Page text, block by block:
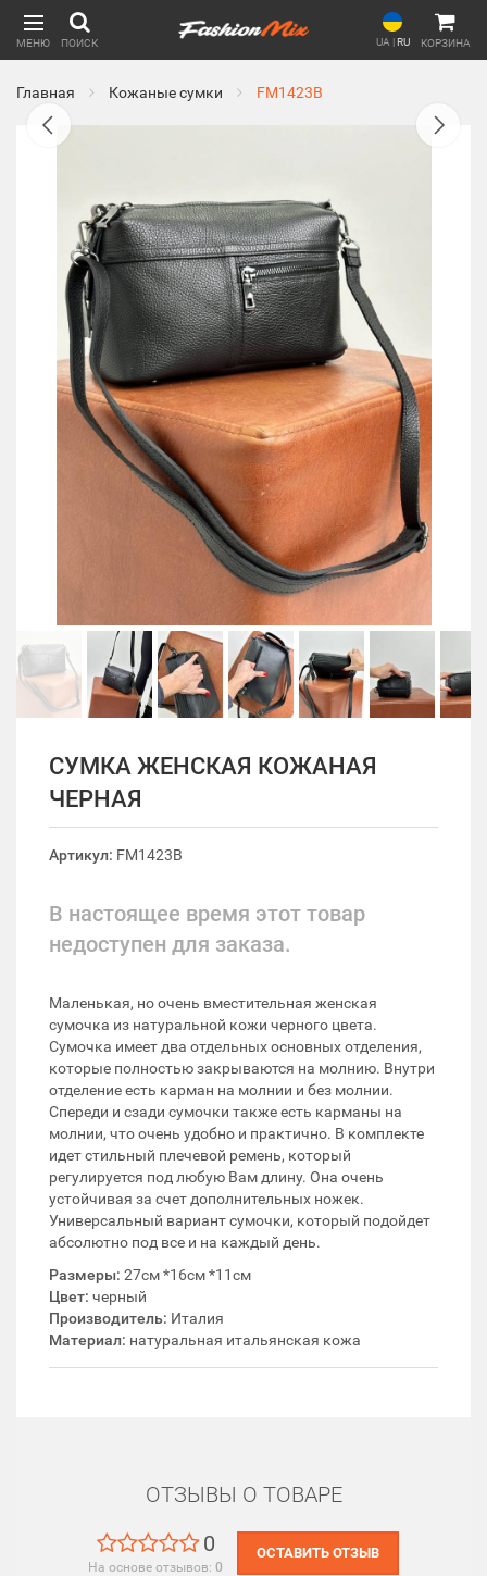
МЕНЮ ПОИСК UA |RU КОРЗИНА
Главная Кожаные сумки FM1423B
СУМКА ЖЕНСКАЯ КОЖАНАЯ
ЧЕРНАЯ
Артикул: FM1423B
В настоящее время этот товар
недоступен для заказа.
Маленькая, но очень вместительная женская
сумочка из натуральной кожи черного цвета.
Сумочка имеет два отдельных основных отделения,
которые полностью закрываются на молнию. Внутри
отделение есть карман на молнии и без молнии.
Спереди и сзади сумочки также есть карманы на
молнии, что очень удобно и практично. В комплекте
идет стильный плечевой ремень, который
регулируется под любую Вам длину. Она очень
устойчивая за счет дополнительных ножек.
Универсальный вариант сумочки, который подойдет
абсолютно под все и на каждый день.
Размеры: 27см *16см *11см
Цвет: черный
Производитель: Италия
Материал: натуральная итальянская кожа
ОТЗЫВЫ О ТОВАРЕ
0
На основе отзывов: 0
ОСТАВИТЬ ОТЗЫВ